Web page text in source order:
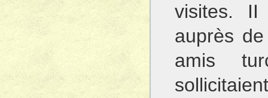
visites. II
auprès
amis